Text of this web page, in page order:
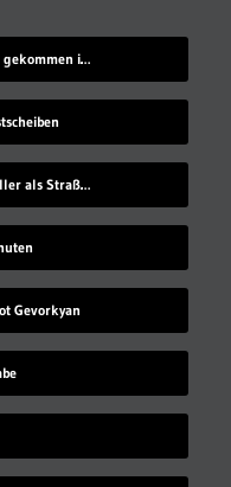
Wie wohl der Fleck an die Wand gekommen ist?
Mann läuft Linienstrecke schneller als Straßenbahn
Gevorkyan